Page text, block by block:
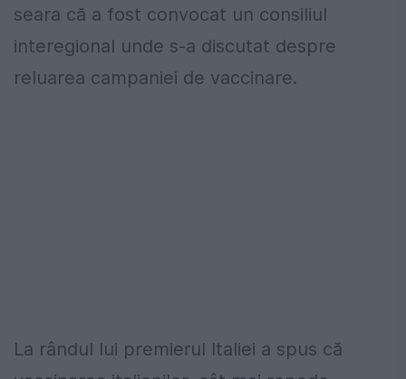
seara că a fost convocat un consiliul
interegional unde s-a discutat despre
reluarea campaniei de vaccinare.
La rândul lui premierul Italiei a spus că